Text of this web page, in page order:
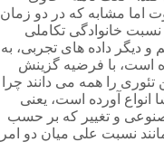
اما مشابه که در دو زمان
خانوادگی تکاملی
و دیگر داده های تجربی، به
است، با فرضیه گزینش
را همه می دانند چرا
انواع آورده است، یعنی
و تغییر که بر حسب
نسبت علی میان دو امر